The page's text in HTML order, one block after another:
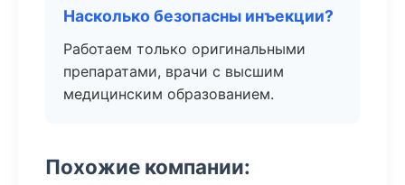
Насколько безопасны инъекции?
Работаем только оригинальными
препаратами, врачи с высшим
медицинским образованием.
Похожие компании: